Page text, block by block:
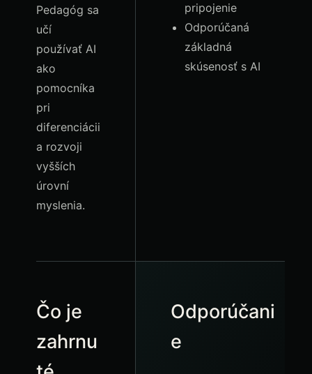
Pedagóg sa
učí
používať AI
ako
pomocníka
pri
diferenciácii
a rozvoji
vyšších
úrovní
myslenia.
pripojenie
Odporúčaná
základná
skúsenosť s AI
Čo je
zahrnu
Odporúčani
e